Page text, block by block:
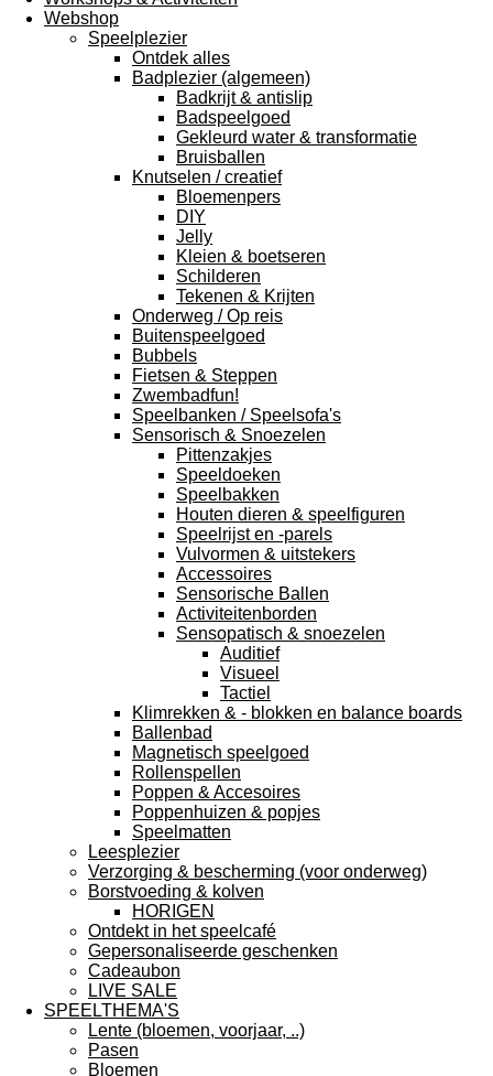
Webshop
Speelplezier
Ontdek alles
Badplezier (algemeen)
Badkrijt & antislip
Badspeelgoed
Gekleurd water & transformatie
Bruisballen
Knutselen / creatief
Bloemenpers
DIY
Jelly
Kleien & boetseren
Schilderen
Tekenen & Krijten
Onderweg / Op reis
Buitenspeelgoed
Bubbels
Fietsen & Steppen
Zwembadfun!
Speelbanken / Speelsofa's
Sensorisch & Snoezelen
Pittenzakjes
Speeldoeken
Speelbakken
Houten dieren & speelfiguren
Speelrijst en -parels
Vulvormen & uitstekers
Accessoires
Sensorische Ballen
Activiteitenborden
Sensopatisch & snoezelen
Auditief
Visueel
Tactiel
Klimrekken & - blokken en balance boards
Ballenbad
Magnetisch speelgoed
Rollenspellen
Poppen & Accesoires
Poppenhuizen & popjes
Speelmatten
Leesplezier
Verzorging & bescherming (voor onderweg)
Borstvoeding & kolven
HORIGEN
Ontdekt in het speelcafé
Gepersonaliseerde geschenken
Cadeaubon
LIVE SALE
SPEELTHEMA'S
Lente (bloemen, voorjaar, ..)
Pasen
Bloemen